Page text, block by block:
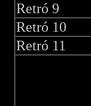
Retró 9
Retró 10
Retró 11